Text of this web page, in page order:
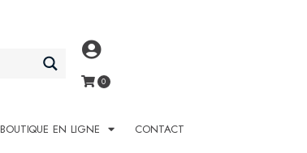
BOUTIQUE EN LIGNE CONTACT